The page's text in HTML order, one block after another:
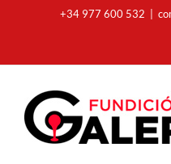
+34 977 600 532